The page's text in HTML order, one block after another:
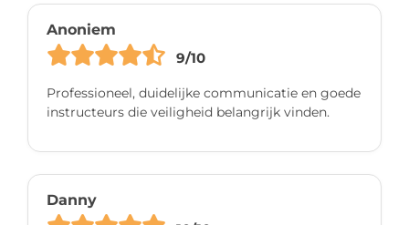
Anoniem
9/10
Professioneel, duidelijke communicatie en goede
instructeurs die veiligheid belangrijk vinden.
Danny